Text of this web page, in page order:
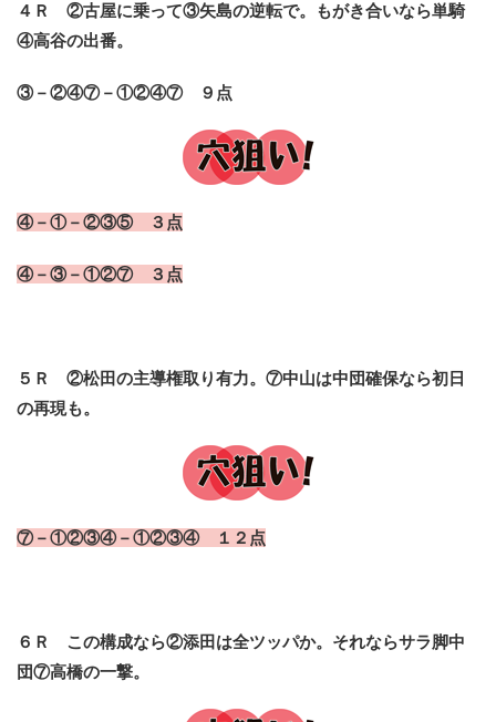
４Ｒ ②古屋に乗って③矢島の逆転で。もがき合いなら単騎
④高谷の出番。
③－②④⑦－①②④⑦ ９点
④－①－②③⑤ ３点
④－③－①②⑦ ３点
５Ｒ ②松田の主導権取り有力。⑦中山は中団確保なら初日
の再現も。
⑦－①②③④－①②③④ １２点
６Ｒ この構成なら②添田は全ツッパか。それならサラ脚中
団⑦高橋の一撃。